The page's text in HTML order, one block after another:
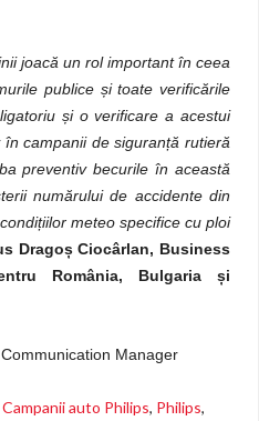
joacă un rol important în ceea
publice și toate verificările
și o verificare a acestui
campanii de siguranță rutieră
preventiv becurile în această
numărului de accidente din
meteo specifice cu ploi
Dragoș Ciocârlan, Business
România, Bulgaria și
Manager
Campanii auto Philips, Philips,